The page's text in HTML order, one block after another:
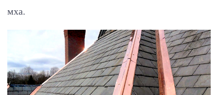
мха.